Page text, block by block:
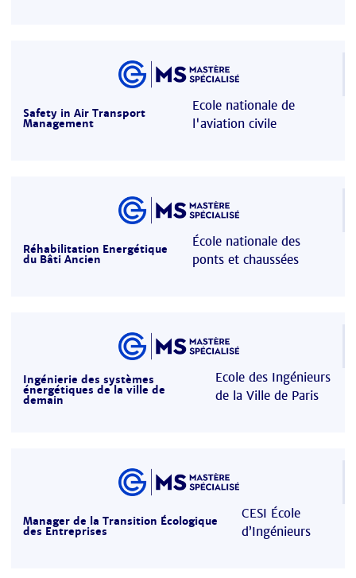
Safety in Air Transport
Management
Ecole nationale de
l'aviation civile
Réhabilitation Energétique
du Bâti Ancien
École nationale des
ponts et chaussées
Ingénierie des systèmes
énergétiques de la ville de
demain
Ecole des Ingénieurs
de la Ville de Paris
Manager de la Transition Écologique
des Entreprises
CESI École
d’Ingénieurs